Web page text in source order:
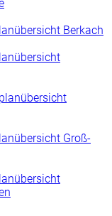
Berkach
Groß-